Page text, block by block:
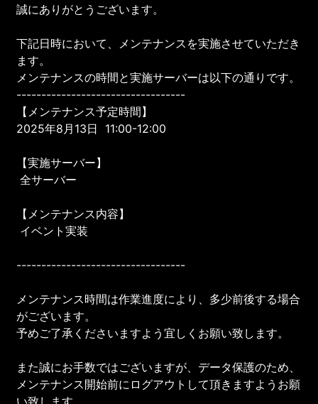
誠にありがとうございます。
下記日時において、メンテナンスを実施させていただき
ます。
メンテナンスの時間と実施サーバーは以下の通りです。
----------------------------------
【メンテナンス予定時間】
2025年8月13日 11:00-12:00
【実施サーバー】
全サーバー
【メンテナンス内容】
イベント実装
----------------------------------
メンテナンス時間は作業進度により、多少前後する場合
がございます。
予めご了承くださいますよう宜しくお願い致します。
また誠にお手数ではございますが、データ保護のため、
メンテナンス開始前にログアウトして頂きますようお願
い致します。